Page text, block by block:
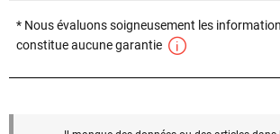
* Nous évaluons soigneusement les
constitue aucune garantie